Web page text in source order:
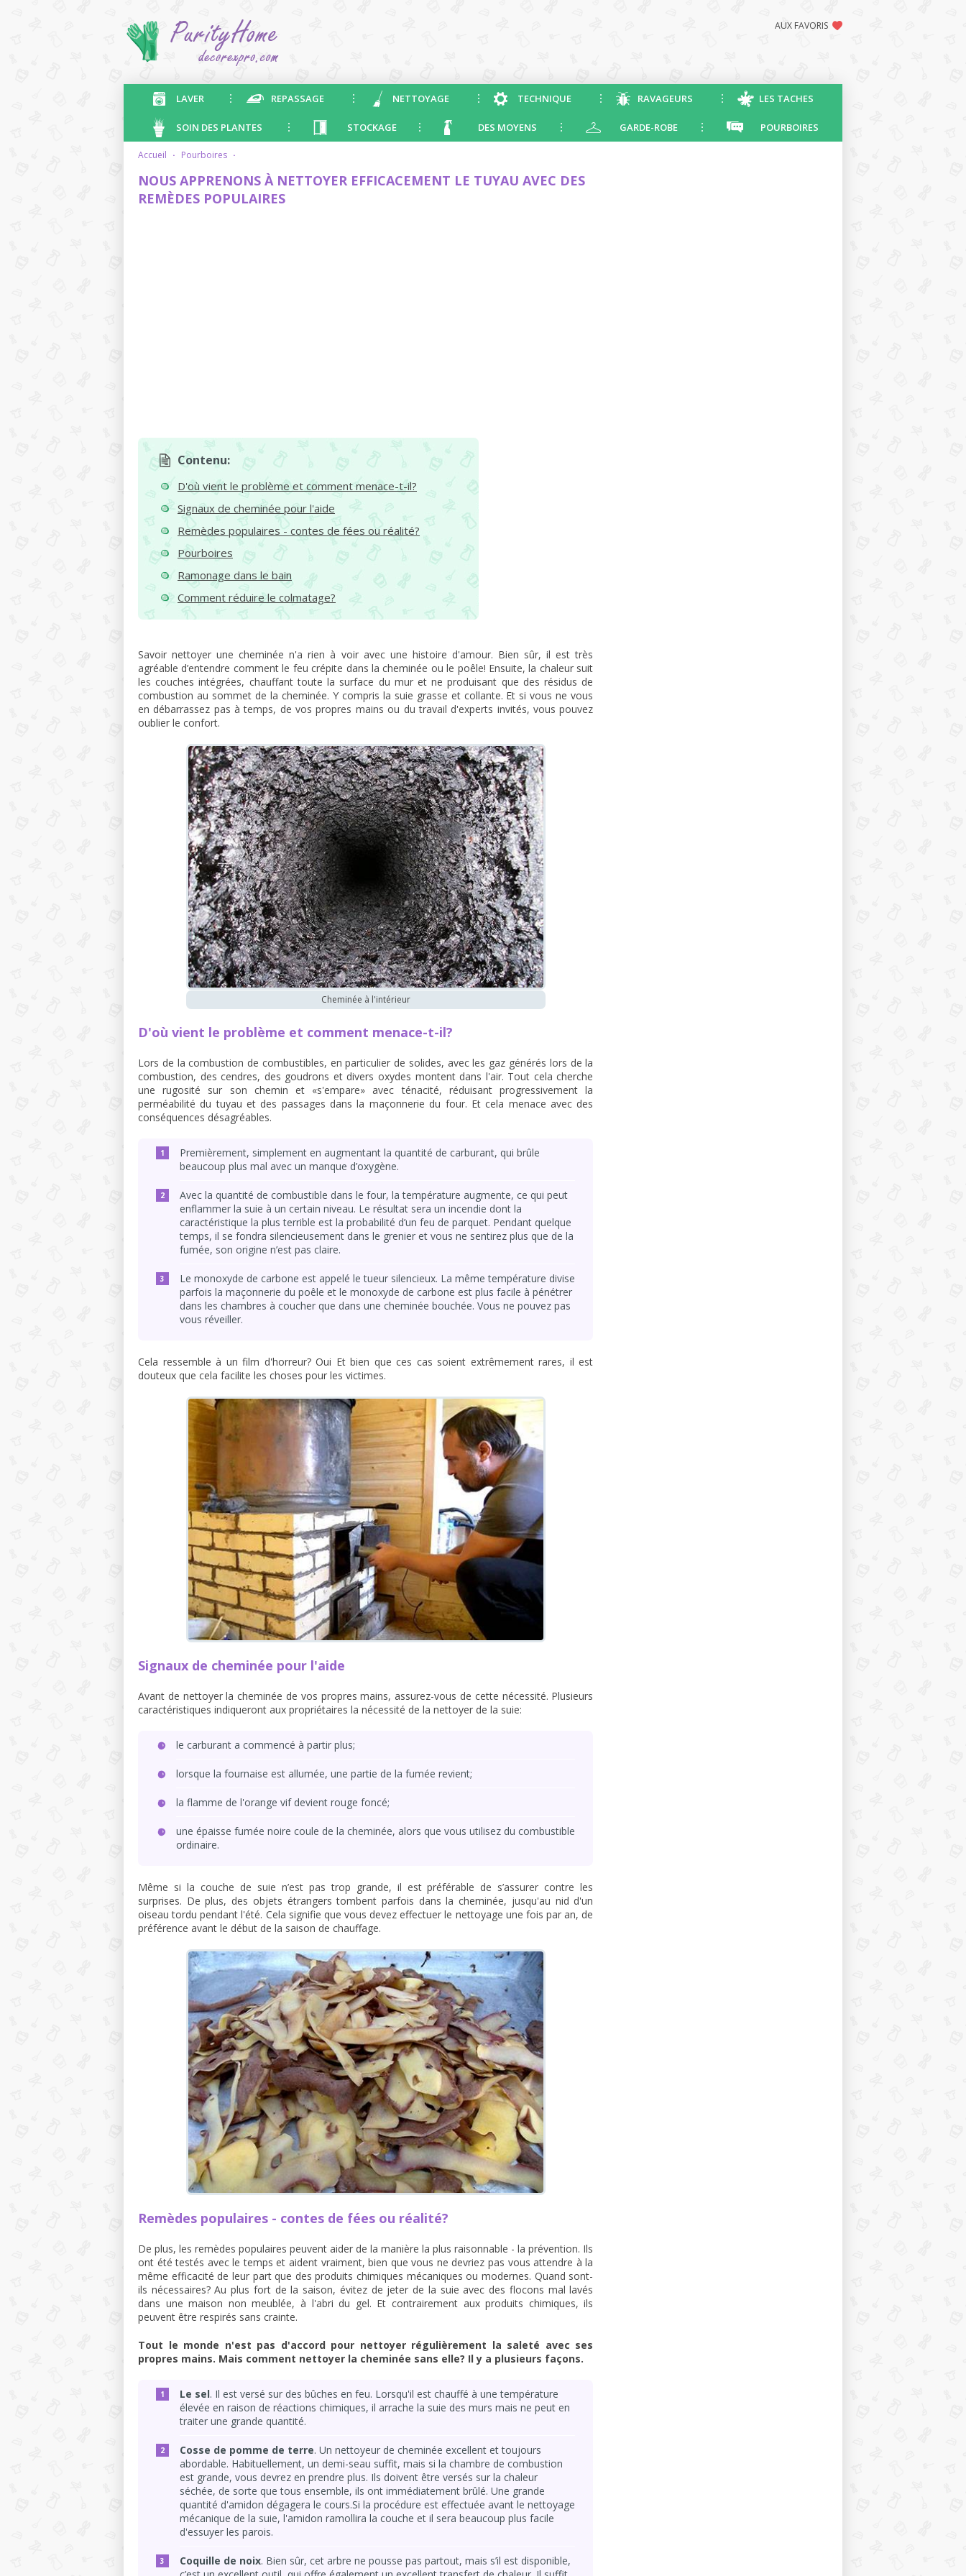
AUX FAVORIS
LAVER REPASSAGE NETTOYAGE TECHNIQUE RAVAGEURS LES TACHES
SOIN DES PLANTES STOCKAGE DES MOYENS GARDE-ROBE POURBOIRES
accueil · pourboires ·
NOUS APPRENONS À NETTOYER EFFICACEMENT LE TUYAU AVEC DES
REMÈDES POPULAIRES
Contenu:
D'où vient le problème et comment menace-t-il?
Signaux de cheminée pour l'aide
Remèdes populaires - contes de fées ou réalité?
Pourboires
Ramonage dans le bain
Comment réduire le colmatage?
Savoir nettoyer une cheminée n'a rien à voir avec une histoire d'amour. Bien sûr, il est très
agréable d’entendre comment le feu crépite dans la cheminée ou le poêle! Ensuite, la chaleur suit
les couches intégrées, chauffant toute la surface du mur et ne produisant que des résidus de
combustion au sommet de la cheminée. Y compris la suie grasse et collante. Et si vous ne vous
en débarrassez pas à temps, de vos propres mains ou du travail d'experts invités, vous pouvez
oublier le confort.
Cheminée à l'intérieur
D'où vient le problème et comment menace-t-il?
Lors de la combustion de combustibles, en particulier de solides, avec les gaz générés lors de la
combustion, des cendres, des goudrons et divers oxydes montent dans l'air. Tout cela cherche
une rugosité sur son chemin et «s'empare» avec ténacité, réduisant progressivement la
perméabilité du tuyau et des passages dans la maçonnerie du four. Et cela menace avec des
conséquences désagréables.
Premièrement, simplement en augmentant la quantité de carburant, qui brûle
beaucoup plus mal avec un manque d’oxygène.
Avec la quantité de combustible dans le four, la température augmente, ce qui peut
enflammer la suie à un certain niveau. Le résultat sera un incendie dont la
caractéristique la plus terrible est la probabilité d’un feu de parquet. Pendant quelque
temps, il se fondra silencieusement dans le grenier et vous ne sentirez plus que de la
fumée, son origine n’est pas claire.
Le monoxyde de carbone est appelé le tueur silencieux. La même température divise
parfois la maçonnerie du poêle et le monoxyde de carbone est plus facile à pénétrer
dans les chambres à coucher que dans une cheminée bouchée. Vous ne pouvez pas
vous réveiller.
Cela ressemble à un film d'horreur? Oui Et bien que ces cas soient extrêmement rares, il est
douteux que cela facilite les choses pour les victimes.
Signaux de cheminée pour l'aide
Avant de nettoyer la cheminée de vos propres mains, assurez-vous de cette nécessité. Plusieurs
caractéristiques indiqueront aux propriétaires la nécessité de la nettoyer de la suie:
le carburant a commencé à partir plus;
lorsque la fournaise est allumée, une partie de la fumée revient;
la flamme de l'orange vif devient rouge foncé;
une épaisse fumée noire coule de la cheminée, alors que vous utilisez du combustible
ordinaire.
Même si la couche de suie n’est pas trop grande, il est préférable de s’assurer contre les
surprises. De plus, des objets étrangers tombent parfois dans la cheminée, jusqu'au nid d'un
oiseau tordu pendant l'été. Cela signifie que vous devez effectuer le nettoyage une fois par an, de
préférence avant le début de la saison de chauffage.
Remèdes populaires - contes de fées ou réalité?
De plus, les remèdes populaires peuvent aider de la manière la plus raisonnable - la prévention. Ils
ont été testés avec le temps et aident vraiment, bien que vous ne devriez pas vous attendre à la
même efficacité de leur part que des produits chimiques mécaniques ou modernes. Quand sont-
ils nécessaires? Au plus fort de la saison, évitez de jeter de la suie avec des flocons mal lavés
dans une maison non meublée, à l'abri du gel. Et contrairement aux produits chimiques, ils
peuvent être respirés sans crainte.
Tout le monde n'est pas d'accord pour nettoyer régulièrement la saleté avec ses
propres mains. Mais comment nettoyer la cheminée sans elle? Il y a plusieurs façons.
Le sel. Il est versé sur des bûches en feu. Lorsqu'il est chauffé à une température
élevée en raison de réactions chimiques, il arrache la suie des murs mais ne peut en
traiter une grande quantité.
Cosse de pomme de terre. Un nettoyeur de cheminée excellent et toujours
abordable. Habituellement, un demi-seau suffit, mais si la chambre de combustion
est grande, vous devrez en prendre plus. Ils doivent être versés sur la chaleur
séchée, de sorte que tous ensemble, ils ont immédiatement brûlé. Une grande
quantité d'amidon dégagera le cours.Si la procédure est effectuée avant le nettoyage
mécanique de la suie, l'amidon ramollira la couche et il sera beaucoup plus facile
d'essuyer les parois.
Coquille de noix. Bien sûr, cet arbre ne pousse pas partout, mais s’il est disponible,